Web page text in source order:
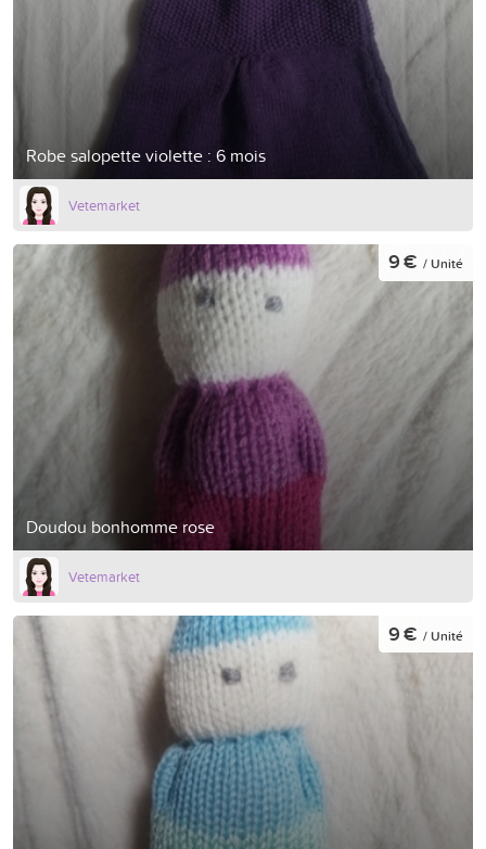
Robe salopette violette : 6 mois
Vetemarket
Doudou bonhomme rose
9 € / Unité
Vetemarket
9 € / Unité